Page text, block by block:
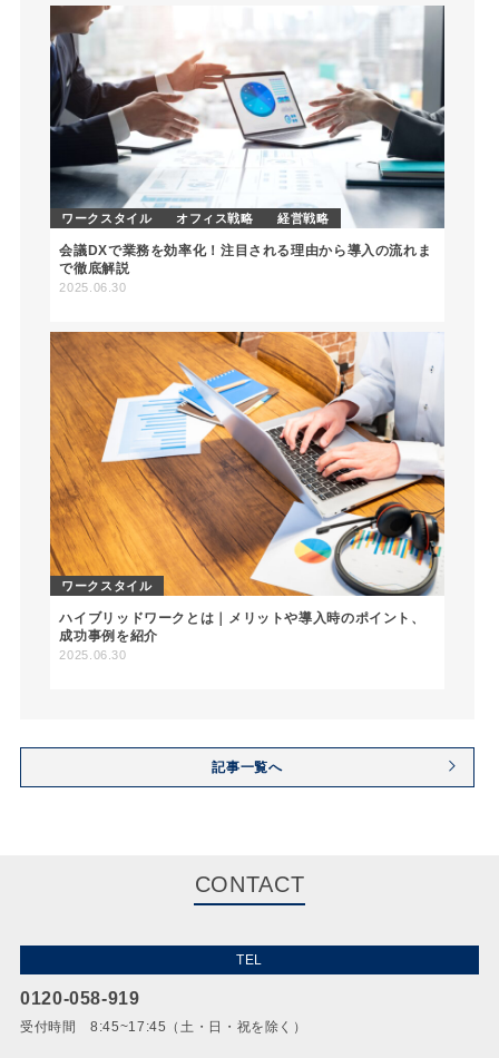
ワークスタイル オフィス戦略 経営戦略
会議DXで業務を効率化！注目される理由から導入の流れま
で徹底解説
2025.06.30
ワークスタイル
ハイブリッドワークとは｜メリットや導入時のポイント、
成功事例を紹介
2025.06.30
記事一覧へ
CONTACT
TEL
0120-058-919
受付時間 8:45~17:45（土・日・祝を除く）